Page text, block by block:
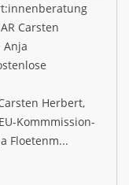
Carsten
Carsten Herbert,
Kommmission-
Floetenm...